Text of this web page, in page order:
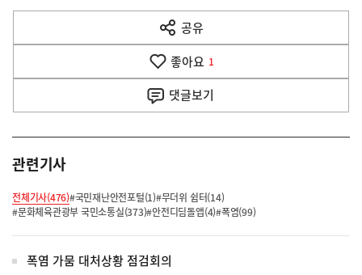
다
음
공유
열
기
좋아요 1
댓글보기
관련기사
전체기사(476)#국민재난안전포털(1)#무더위 쉼터(14)
#문화체육관광부 국민소통실(373)#안전디딤돌앱(4)#폭염(99)
폭염 가뭄 대처상황 점검회의